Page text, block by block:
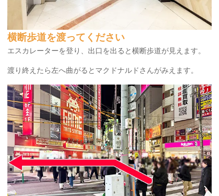
横断歩道を渡ってください
エスカレーターを登り、出口を出ると横断歩道が見えます。
渡り終えたら左へ曲がるとマクドナルドさんがみえます。